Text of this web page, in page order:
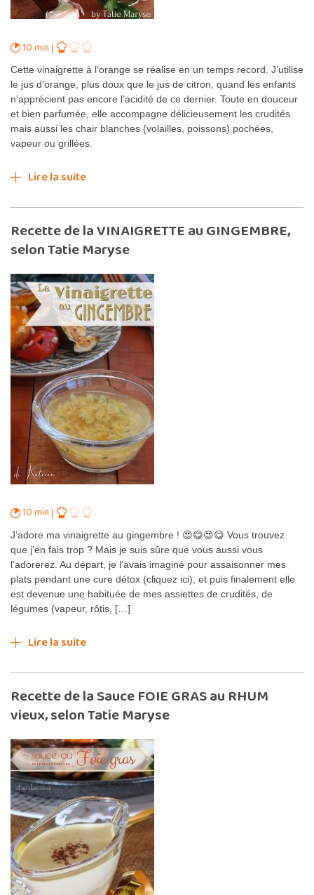
10 min
Cette vinaigrette à l’orange se réalise en un temps record. J’utilise
le jus d’orange, plus doux que le jus de citron, quand les enfants
n’apprécient pas encore l’acidité de ce dernier. Toute en douceur
et bien parfumée, elle accompagne délicieusement les crudités
mais aussi les chair blanches (volailles, poissons) pochées,
vapeur ou grillées.
Lire la suite
Recette de la VINAIGRETTE au GINGEMBRE,
selon Tatie Maryse
10 min
J’adore ma vinaigrette au gingembre ! 😍😋😍😋 Vous trouvez
que j’en fais trop ? Mais je suis sûre que vous aussi vous
l’adorerez. Au départ, je l’avais imaginé pour assaisonner mes
plats pendant une cure détox (cliquez ici), et puis finalement elle
est devenue une habituée de mes assiettes de crudités, de
légumes (vapeur, rôtis, […]
Lire la suite
Recette de la Sauce FOIE GRAS au RHUM
vieux, selon Tatie Maryse